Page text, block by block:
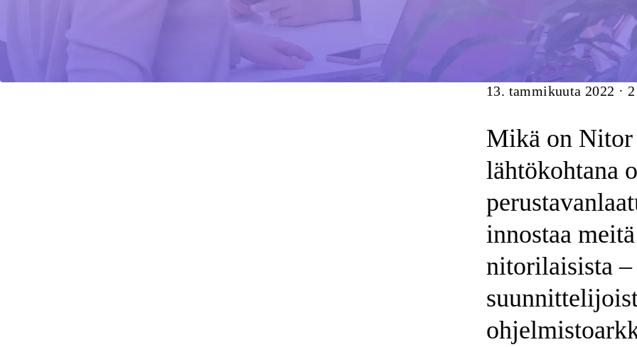
Artikkeli
13. tammikuuta 2022 · 2
Mikä on Nitor
lähtökohtana
innostaa
nitorilaisista